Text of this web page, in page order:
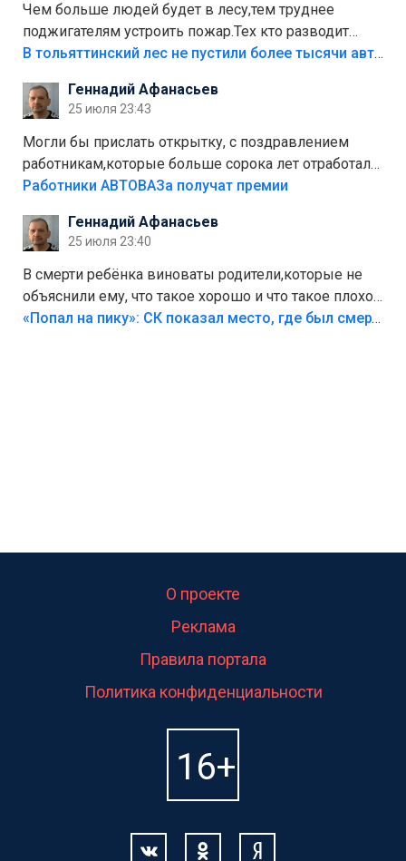
Чем больше людей будет в лесу,тем труднее
поджигателям устроить пожар.Тех кто разводит
костры,тех надо безбожно штрафовать.Камер полно
Штрафы мизерные.
В тольяттинский лес не пустили более тысячи автомобилей
Геннадий Афанасьев
25 июля 23:43
Могли бы прислать открытку, с поздравлением
работникам,которые больше сорока лет отработали
на предприятии.
Работники АВТОВАЗа получат премии
Геннадий Афанасьев
25 июля 23:40
В смерти ребёнка виноваты родители,которые не
объяснили ему, что такое хорошо и что такое плохо!
Лезть через такой забор,верх безумия,есть же
«Попал на пику»: СК показал место, где был смертельно травмирован ребенок в Тольятти
О проекте
Реклама
Правила портала
Политика конфиденциальности